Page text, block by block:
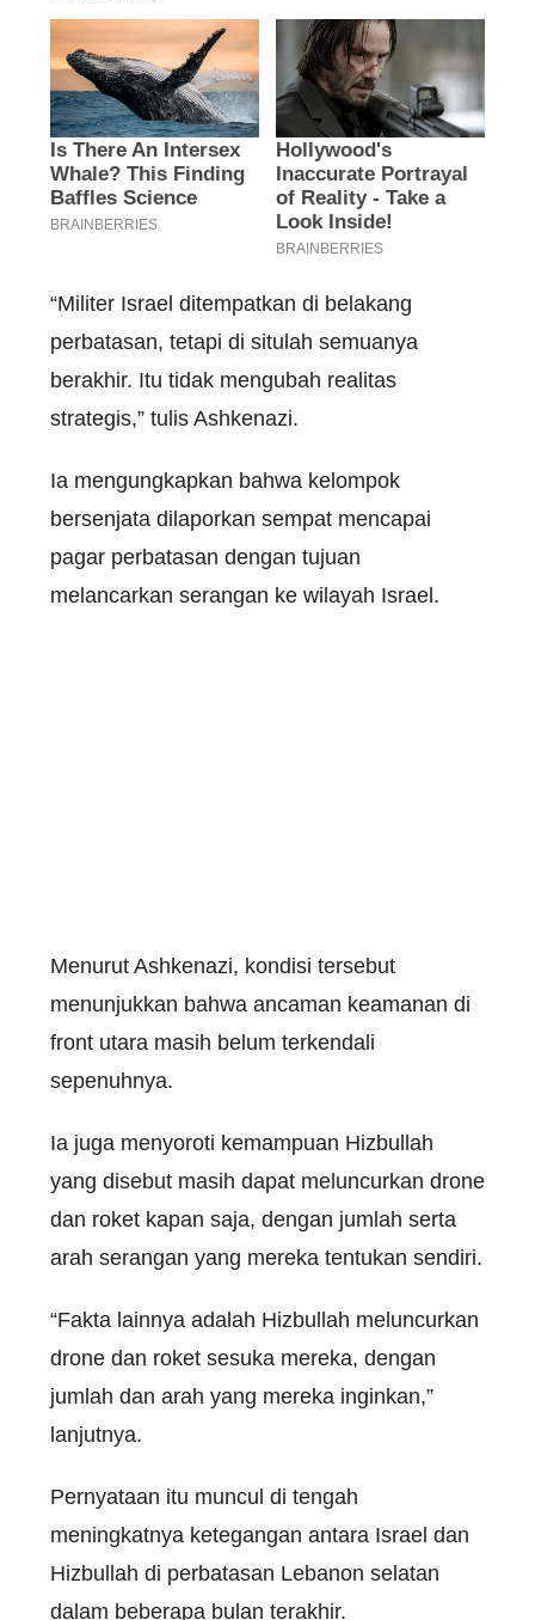
“Militer Israel ditempatkan di belakang
perbatasan, tetapi di situlah semuanya
berakhir. Itu tidak mengubah realitas
strategis,” tulis Ashkenazi.
Ia mengungkapkan bahwa kelompok
bersenjata dilaporkan sempat mencapai
pagar perbatasan dengan tujuan
melancarkan serangan ke wilayah Israel.
Menurut Ashkenazi, kondisi tersebut
menunjukkan bahwa ancaman keamanan di
front utara masih belum terkendali
sepenuhnya.
Ia juga menyoroti kemampuan Hizbullah
yang disebut masih dapat meluncurkan drone
dan roket kapan saja, dengan jumlah serta
arah serangan yang mereka tentukan sendiri.
“Fakta lainnya adalah Hizbullah meluncurkan
drone dan roket sesuka mereka, dengan
jumlah dan arah yang mereka inginkan,”
lanjutnya.
Pernyataan itu muncul di tengah
meningkatnya ketegangan antara Israel dan
Hizbullah di perbatasan Lebanon selatan
dalam beberapa bulan terakhir.